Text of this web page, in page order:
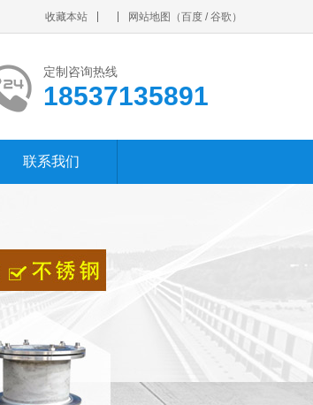
收藏本站 网站地图 （百度 /谷歌 ）
定制咨询热线
18537135891
联系我们